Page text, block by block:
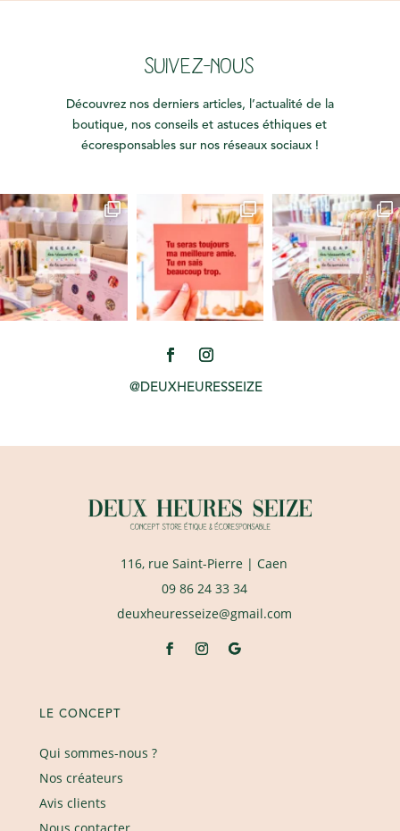
SUIVEZ-NOUS
Découvrez nos derniers articles, l’actualité de la
boutique, nos conseils et astuces éthiques et
écoresponsables sur nos réseaux sociaux !
@DEUXHEURESSEIZE
116, rue Saint-Pierre | Caen
09 86 24 33 34
deuxheuresseize@gmail.com
LE CONCEPT
Qui sommes-nous ?
Nos créateurs
Avis clients